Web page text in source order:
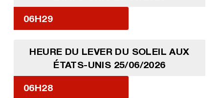
06H29
HEURE DU LEVER DU SOLEIL AUX
ÉTATS-UNIS 25/06/2026
06H28